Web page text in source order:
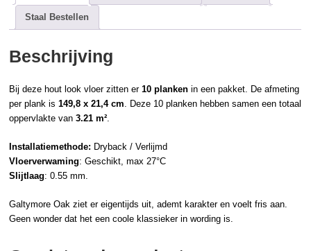
Staal Bestellen
Beschrijving
Bij deze hout look vloer zitten er10 planken in een pakket. De afmeting
per plank is149,8 x 21,4 cm . Deze 10 planken hebben samen een totaal
oppervlakte van3.21 m²
Installatiemethode: Dryback / Verlijmd
Vloerverwaming: Geschikt, max 27°C
Slijtlaag: 0.55 mm.
Galtymore Oak ziet er eigentijds uit, ademt karakter en voelt fris aan.
Geen wonder dat het een coole klassieker in wording is.